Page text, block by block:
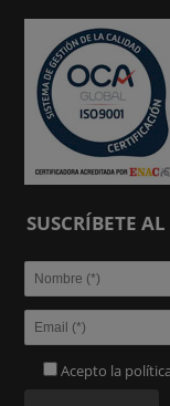
SUSCRÍBETE
Acepto la